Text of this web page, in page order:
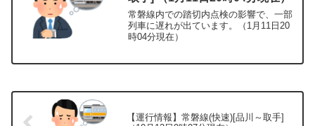
常磐線内での踏切内点検の影響で、一部
列車に遅れが出ています。（1月11日20
時04分現在）
【運行情報】常磐線(快速)[品川～取手]